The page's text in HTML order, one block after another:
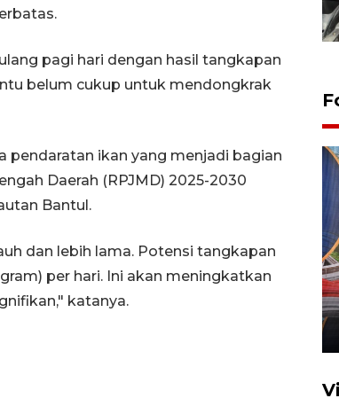
pagi hari dengan hasil tangkapan
belum cukup untuk mendongkrak
pendaratan ikan yang menjadi bagian
Daerah (RPJMD) 2025-2030
Bantul.
dan lebih lama. Potensi tangkapan
per hari. Ini akan meningkatkan
katanya.
Komisi V DPR tinjau
perlintasan sebidang di
Stasiun Bogor